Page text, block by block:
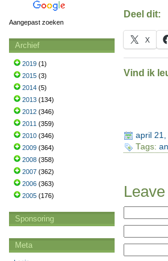
Deel dit:
X
Vind ik
april 21,
Tags:
Aangepast zoeken
Archief
2019 (1)
2015 (3)
2014 (5)
2013 (134)
2012 (346)
2011 (359)
2010 (346)
2009 (364)
2008 (358)
2007 (362)
2006 (363)
2005 (176)
Sponsoring
Meta